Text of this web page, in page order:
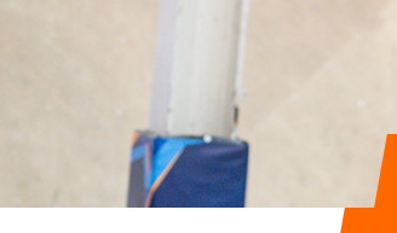
Veldrijden